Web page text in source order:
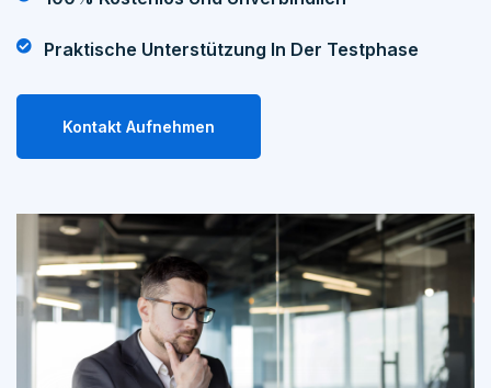
Praktische Unterstützung In Der Testphase
Kontakt Aufnehmen